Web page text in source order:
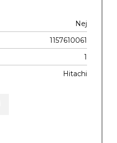
Nej
1157610061
1
Hitachi